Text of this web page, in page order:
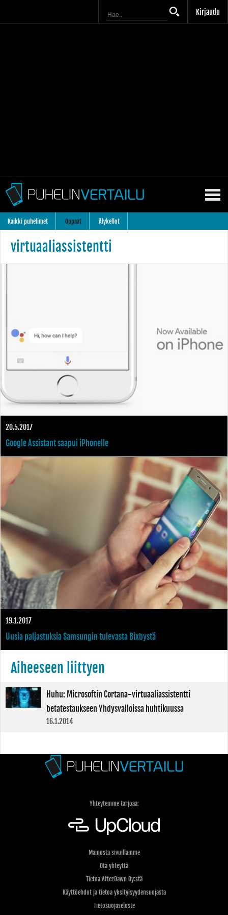
Kirjaudu
Kaikki puhelimet Oppaat Älykellot
virtuaaliassistentti
20.5.2017
Google Assistant saapui iPhonelle
19.1.2017
Uusia paljastuksia Samsungin tulevasta Bixbystä
Aiheeseen liittyen
Huhu: Microsoftin Cortana-virtuaaliassistentti
betatestaukseen Yhdysvalloissa huhtikuussa
16.1.2014
Yhteytemme tarjoaa:
Mainosta sivuillamme
Ota yhteyttä
Tietoa AfterDawn Oy:stä
Käyttöehdot ja tietoa yksityisyydensuojasta
Tietosuojaseloste